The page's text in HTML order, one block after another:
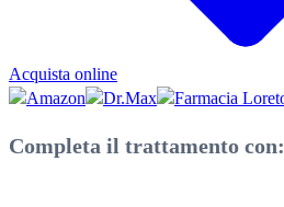
Acquista online
Completa il trattamento con: